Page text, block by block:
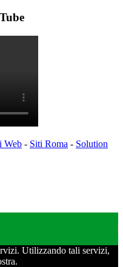
Web - Siti Roma - Solution
Utilizzando tali servizi,